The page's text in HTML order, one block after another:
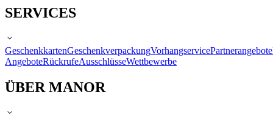
SERVICES
GeschenkkartenGeschenkverpackungVorhangservicePartnerangebote
AngeboteRückrufeAusschlüsseWettbewerbe
ÜBER MANOR